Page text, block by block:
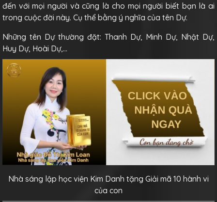
đến với mọi người và cũng là cho mọi người biết bạn là ai
trong cuộc đời này. Cụ thể bằng ý nghĩa của tên Dự.
Những tên Dự thường đặt: Thanh Dự, Minh Dự, Nhật Dự,
Huy Dự, Hoài Dự,…
Nhà sáng lập học viện Kim Danh tặng Giải mã 10 hành vi
của con